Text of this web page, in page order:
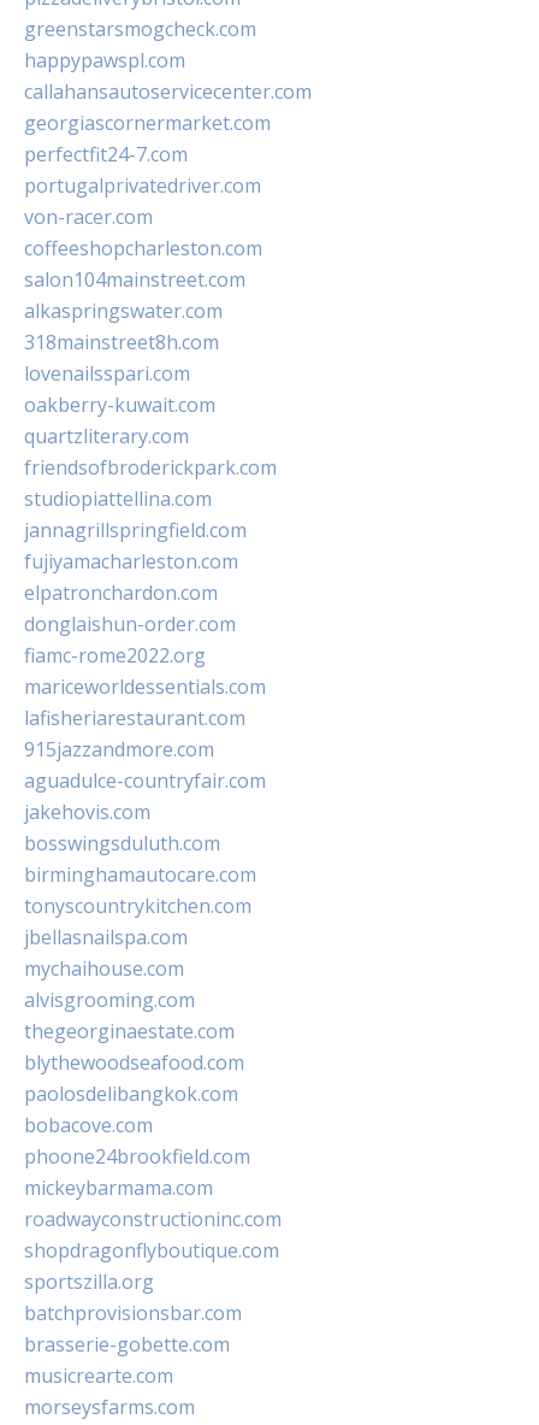
greenstarsmogcheck.com
happypawspl.com
callahansautoservicecenter.com
georgiascornermarket.com
perfectfit24-7.com
portugalprivatedriver.com
von-racer.com
coffeeshopcharleston.com
salon104mainstreet.com
alkaspringswater.com
318mainstreet8h.com
lovenailsspari.com
oakberry-kuwait.com
quartzliterary.com
friendsofbroderickpark.com
studiopiattellina.com
jannagrillspringfield.com
fujiyamacharleston.com
elpatronchardon.com
donglaishun-order.com
fiamc-rome2022.org
mariceworldessentials.com
lafisheriarestaurant.com
915jazzandmore.com
aguadulce-countryfair.com
jakehovis.com
bosswingsduluth.com
birminghamautocare.com
tonyscountrykitchen.com
jbellasnailspa.com
mychaihouse.com
alvisgrooming.com
thegeorginaestate.com
blythewoodseafood.com
paolosdelibangkok.com
bobacove.com
phoone24brookfield.com
mickeybarmama.com
roadwayconstructioninc.com
shopdragonflyboutique.com
sportszilla.org
batchprovisionsbar.com
brasserie-gobette.com
musicrearte.com
morseysfarms.com